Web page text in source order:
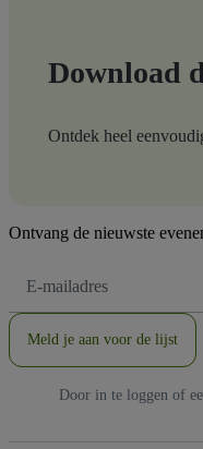
Download
Ontdek heel
Ontvang de nieuwste
mailadres
Meld je aan voor de lijst
Door in te loggen of